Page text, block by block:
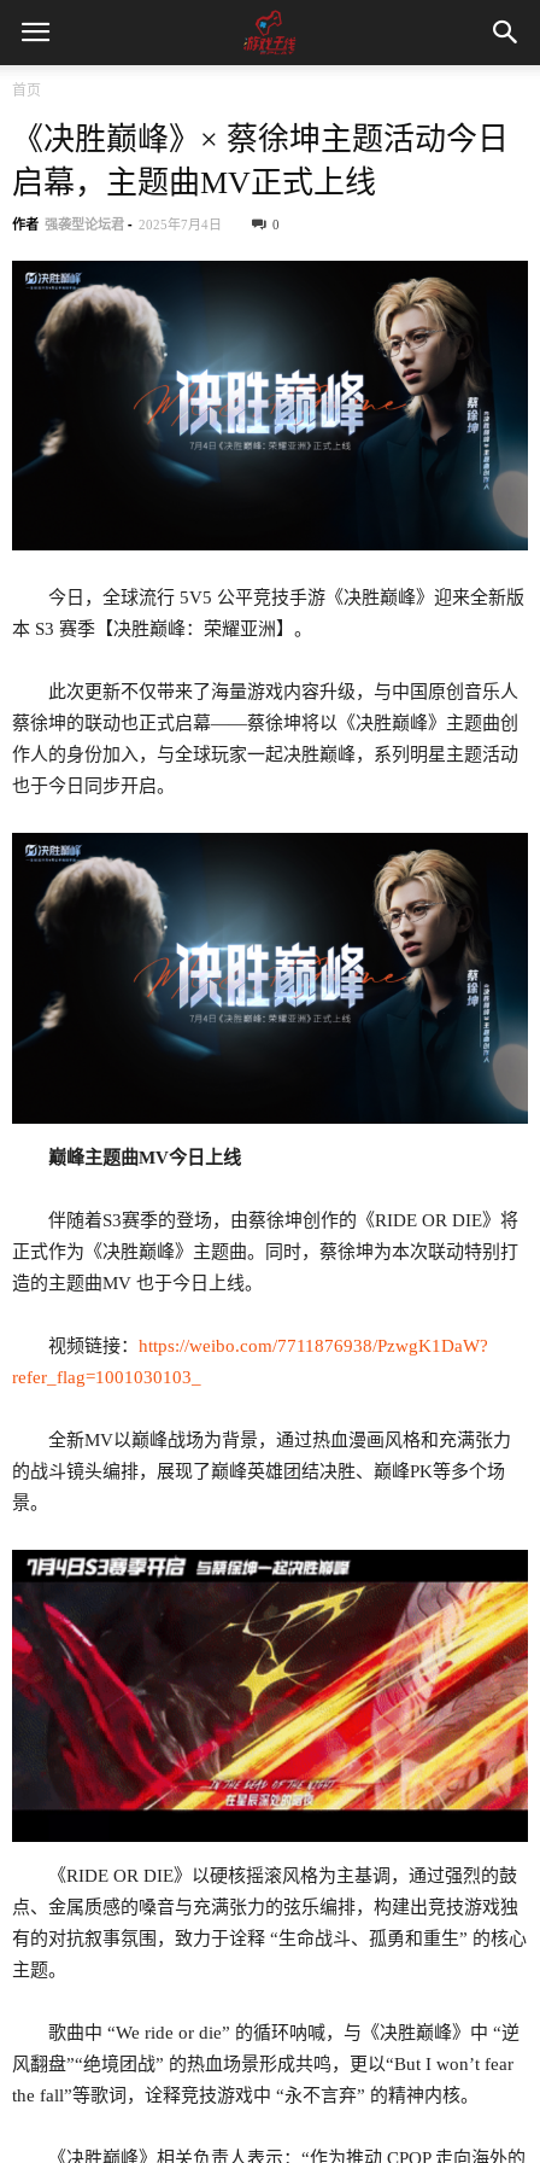
首页
《决胜巅峰》× 蔡徐坤主题活动今日
启幕，主题曲MV正式上线
作者 强袭型论坛君 - 2025年7月4日 0
今日，全球流行 5V5 公平竞技手游《决胜巅峰》迎来全新版
本 S3 赛季【决胜巅峰：荣耀亚洲】。
此次更新不仅带来了海量游戏内容升级，与中国原创音乐人
蔡徐坤的联动也正式启幕——蔡徐坤将以《决胜巅峰》主题曲创
作人的身份加入，与全球玩家一起决胜巅峰，系列明星主题活动
也于今日同步开启。
巅峰主题曲MV今日上线
伴随着S3赛季的登场，由蔡徐坤创作的《RIDE OR DIE》将
正式作为《决胜巅峰》主题曲。同时，蔡徐坤为本次联动特别打
造的主题曲MV 也于今日上线。
视频链接： https://weibo.com/7711876938/PzwgK1DaW?
refer_flag=1001030103_
全新MV以巅峰战场为背景，通过热血漫画风格和充满张力
的战斗镜头编排，展现了巅峰英雄团结决胜、巅峰PK等多个场
景。
《RIDE OR DIE》以硬核摇滚风格为主基调，通过强烈的鼓
点、金属质感的嗓音与充满张力的弦乐编排，构建出竞技游戏独
有的对抗叙事氛围，致力于诠释 “生命战斗、孤勇和重生” 的核心
主题。
歌曲中 “We ride or die” 的循环呐喊，与《决胜巅峰》中 “逆
风翻盘”“绝境团战” 的热血场景形成共鸣，更以“But I won’t fear
the fall”等歌词，诠释竞技游戏中 “永不言弃” 的精神内核。
《决胜巅峰》相关负责人表示：“作为推动 CPOP 走向海外的